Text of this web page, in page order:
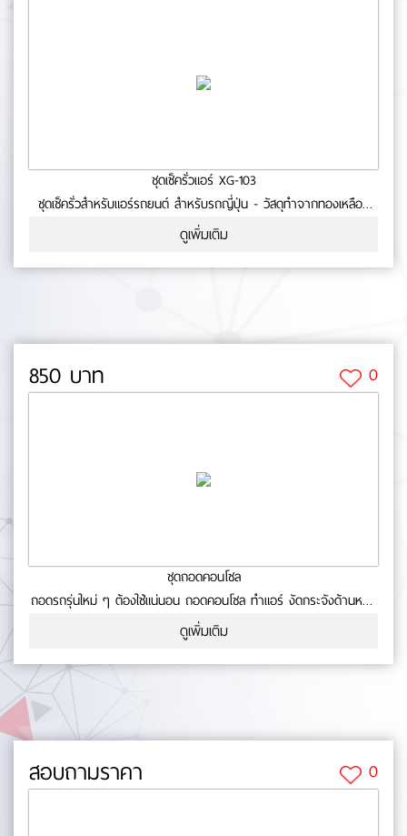
ชุดเช็ครั่วแอร์ XG-103
ชุดเช็ครั่วสำหรับแอร์รถยนต์ สำหรับรถญี่ปุ่น - วัสดุทำจากทองเหลือง
คุณภาพดี - สำหรับเช็ครั่วระบบแอร์รถยนต์ - เหมาะสำหรับรถญี่ปุ่น
ดูเพิ่มเติม
850 บาท 0
ชุดถอดคอนโซล
ถอดรถรุ่นใหม่ ๆ ต้องใช้แน่นอน ถอดคอนโซล ทำแอร์ งัดกระจังด้านหน้า
มีชุดอุปกรณ์ให้ถึง 19 ชิ้น ทำงานได้เบาใจ หมดปัญหาเมื่อใช้อุปกรณ์งัด
เหมาะสำหรับรถยนต์รุ่นใหม่ ๆ ที่คอนโซลน็อคดาวน์ No.0-71-05
ดูเพิ่มเติม
สอบถามราคา 0